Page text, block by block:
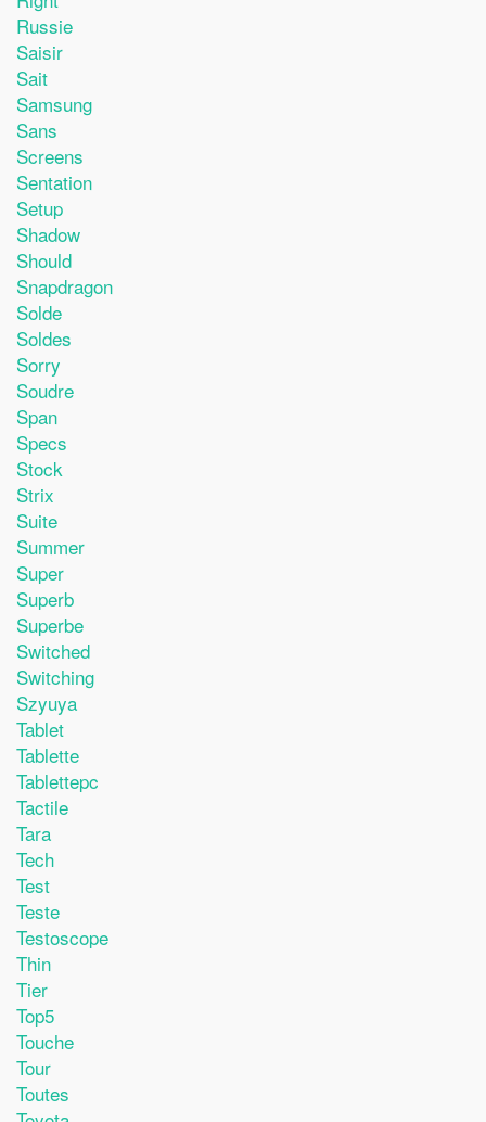
Russie
Saisir
Sait
Samsung
Sans
Screens
Sentation
Setup
Shadow
Should
Snapdragon
Solde
Soldes
Sorry
Soudre
Span
Specs
Stock
Strix
Suite
Summer
Super
Superb
Superbe
Switched
Switching
Szyuya
Tablet
Tablette
Tablettepc
Tactile
Tara
Tech
Test
Teste
Testoscope
Thin
Tier
Top5
Touche
Tour
Toutes